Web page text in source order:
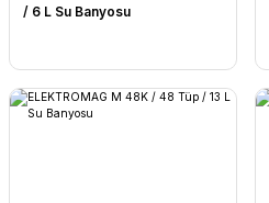
/ 6 L Su Banyosu